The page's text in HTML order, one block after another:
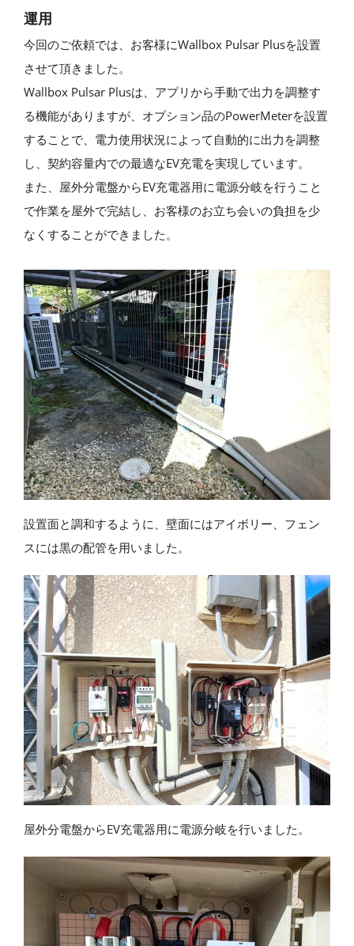
運用
今回のご依頼では、お客様にWallbox Pulsar Plusを設置
させて頂きました。
Wallbox Pulsar Plusは、アプリから手動で出力を調整す
る機能がありますが、オプション品のPowerMeterを設置
することで、電力使用状況によって自動的に出力を調整
し、契約容量内での最適なEV充電を実現しています。
また、屋外分電盤からEV充電器用に電源分岐を行うこと
で作業を屋外で完結し、お客様のお立ち会いの負担を少
なくすることができました。
設置面と調和するように、壁面にはアイボリー、フェン
スには黒の配管を用いました。
屋外分電盤からEV充電器用に電源分岐を行いました。